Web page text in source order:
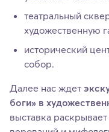
театральный
художественную
исторический
собор.
Далее нас ждет
боги» в
выставка